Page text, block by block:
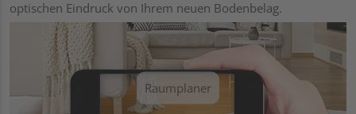
optischen Eindruck von Ihrem neuen Bodenbelag.
Raumplaner